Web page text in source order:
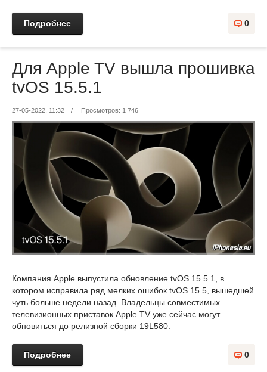
Подробнее 0
Для Apple TV вышла прошивка
tvOS 15.5.1
27-05-2022, 11:32 / Просмотров: 1 746
Компания Apple выпустила обновление tvOS 15.5.1, в
котором исправила ряд мелких ошибок tvOS 15.5, вышедшей
чуть больше недели назад. Владельцы совместимых
телевизионных приставок Apple TV уже сейчас могут
обновиться до релизной сборки 19L580.
Подробнее 0